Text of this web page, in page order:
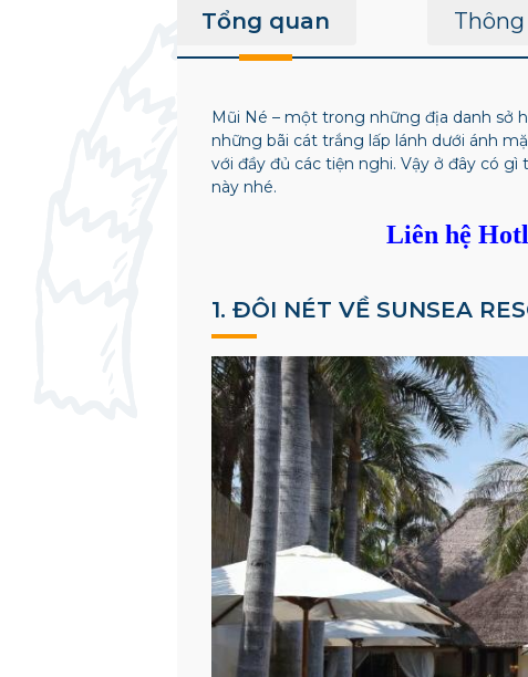
Tổng quan Thông
Mũi Né – một trong những địa danh sở
những bãi cát trắng lấp lánh dưới ánh
với đầy đủ các tiện nghi. Vậy ở đây có
nàynhé.
Liên hệ
1. ĐÔI NÉT VỀ SUNSEA